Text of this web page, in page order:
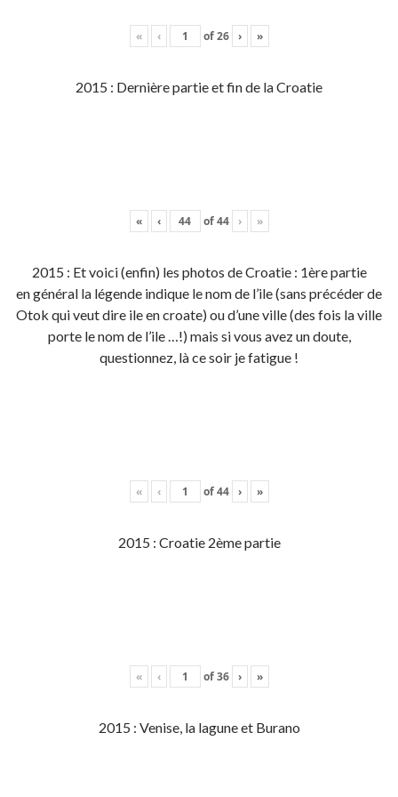
« ‹ of26 › »
2015 : Dernière partie et fin de la Croatie
« ‹ of44 › »
2015 : Et voici (enfin) les photos de Croatie : 1ère partie
en général la légende indique le nom de l’ile (sans précéder de
Otok qui veut dire ile en croate) ou d’une ville (des fois la ville
porte le nom de l’ile …!) mais si vous avez un doute,
questionnez, là ce soir je fatigue !
« ‹ of44 › »
2015 : Croatie 2ème partie
« ‹ of36 › »
2015 : Venise, la lagune et Burano